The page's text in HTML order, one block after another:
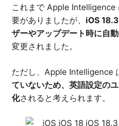
これまで Apple Intelligence
要がありましたが、 iOS
ザーやアップデート時に自
変更されました。
ただし、Apple Intelligence
ていないため、英語設定の
化されると考えられます。